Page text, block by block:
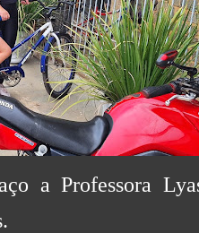
a Professora